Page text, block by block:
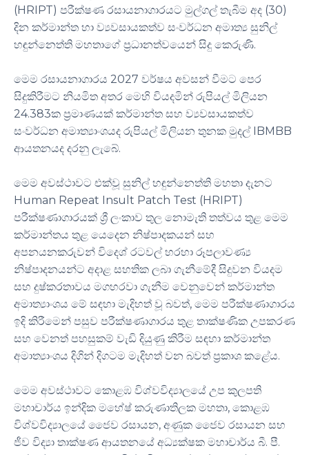
(HRIPT) පරීක්ෂණ රසායනාගාරයට මුල්ගල් තැබීම අද (30)
දින කර්මාන්ත හා ව්‍යවසායකත්ව සංවර්ධන අමාත්‍ය සුනිල්
හඳුන්නෙත්ති මහතාගේ ප්‍රධානත්වයෙන් සිදු කෙරුණි.
මෙම රසායනාගාරය 2027 වර්ෂය අවසන් වීමට පෙර
සිදුකිරීමට නියමිත අතර මෙහි වියදමින් රුපියල් මිලියන
24.383ක ප්‍රමාණයක් කර්මාන්ත සහ ව්‍යවසායකත්ව
සංවර්ධන අමාත්‍යාංශයද රුපියල් මිලියන තුනක මුදල් IBMBB
ආයතනයද දරනු ලැබේ.
මෙම අවස්ථාවට එක්වූ සුනිල් හඳුන්නෙත්ති මහතා දැනට
Human Repeat Insult Patch Test (HRIPT)
පරීක්ෂණාගාරයක් ශ්‍රී ලංකාව තුල නොමැති තත්වය තුළ මෙම
කර්මාන්තය තුළ යෙදෙන නිෂ්පාදකයන් සහ
අපනයනකරුවන් විදෙශ් රටවල් හරහා රූපලාවණ්‍ය
නිෂ්පාදනයන්ට අදාළ සහතික ලබා ගැනීමේදී සිදුවන වියදම
සහ දුෂ්කරතාවය මගහරවා ගැනීම වෙනුවෙන් කර්මාන්ත
අමාත්‍යාංශය මේ සඳහා මැදිහත් වූ බවත්, මෙම පරීක්ෂණාගාරය
ඉදි කිරීමෙන් පසුව පරීක්ෂණාගාරය තුළ තාක්ෂණික උපකරණ
සහ වෙනත් පහසුකම් වැඩි දියුණු කිරීම සඳහා කර්මාන්ත
අමාත්‍යාංශය දිගින් දිගටම මැදිහත් වන බවත් ප්‍රකාශ කළේය.
මෙම අවස්ථාවට කොළඹ විශ්වවිද්‍යාලයේ උප කුලපති
මහාචාර්ය ඉන්දික මහේෂ් කරුණාතිලක මහතා, කොළඹ
විශ්වවිද්‍යාලයේ ජෛව රසායන, අණුක ජෛව රසායන සහ
ජීව විද්‍යා තාක්ෂණ ආයතනයේ අධ්‍යක්ෂක මහාචාර්ය බී. පී.